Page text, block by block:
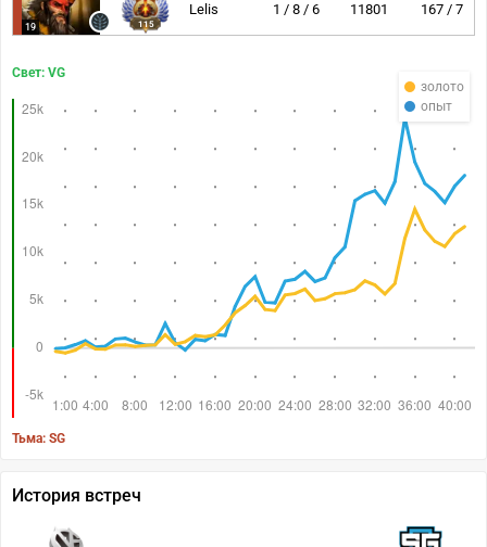
19 115
Lelis 1 / 8 / 6 11801 167 / 7
золото
опыт
Свет: VG
Тьма: SG
История встреч